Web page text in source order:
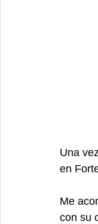
Una
en
Me
con su